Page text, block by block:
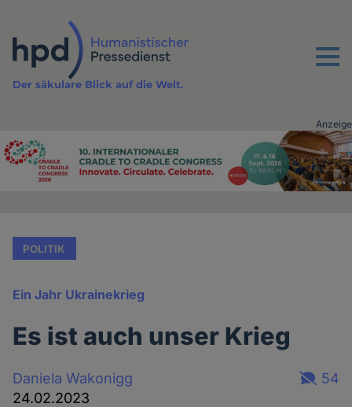
Inhalt
Menu
Der säkulare Blick auf die Welt.
Advertising
Anzeige
POLITIK
Ein Jahr Ukrainekrieg
Es ist auch unser Krieg
Daniela Wakonigg
24.02.2023
54